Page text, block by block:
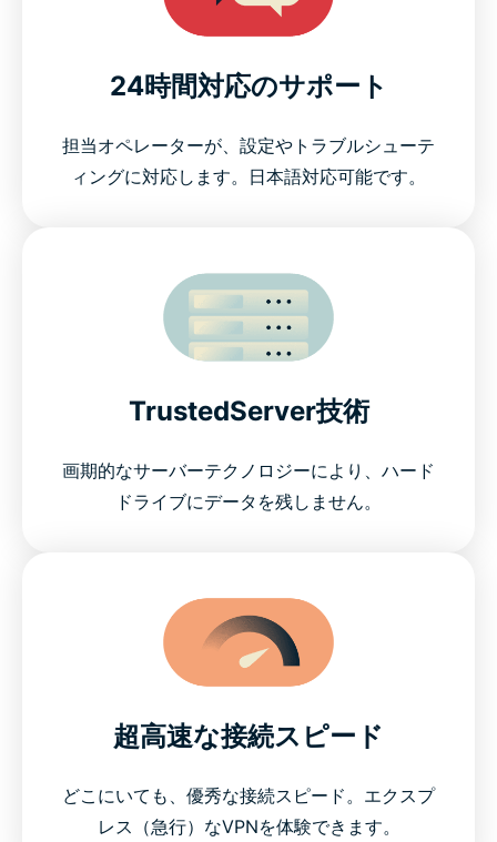
24時間対応のサポート
担当オペレーターが、設定やトラブルシューテ
ィングに対応します。日本語対応可能です。
TrustedServer技術
画期的なサーバーテクノロジーにより、ハード
ドライブにデータを残しません。
超高速な接続スピード
どこにいても、優秀な接続スピード。エクスプ
レス（急行）なVPNを体験できます。